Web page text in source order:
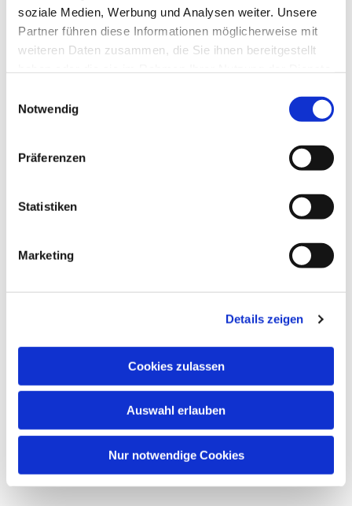
soziale Medien, Werbung und Analysen weiter. Unsere
Partner führen diese Informationen möglicherweise mit
weiteren Daten zusammen, die Sie ihnen bereitgestellt
Notwendig
Präferenzen
Statistiken
Marketing
Details zeigen
Cookies zulassen
Auswahl erlauben
Nur notwendige Cookies
Sonntag, 9. Mai 2027, 11:30 Uhr
Paul-Gerhardt-Kirche, Ivensring 9, 24149